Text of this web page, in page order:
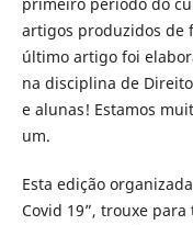
artigos produzidos de
último artigo foi
na disciplina de
e alunas! Estamos
um.
Esta edição
Covid 19”, trouxe